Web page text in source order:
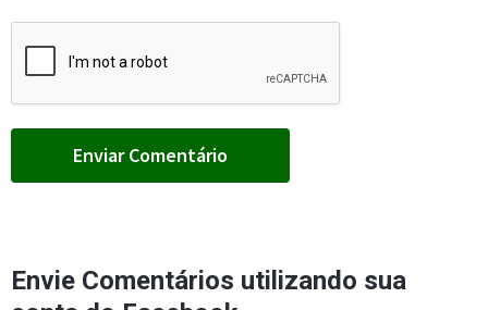
Envie Comentários utilizando sua